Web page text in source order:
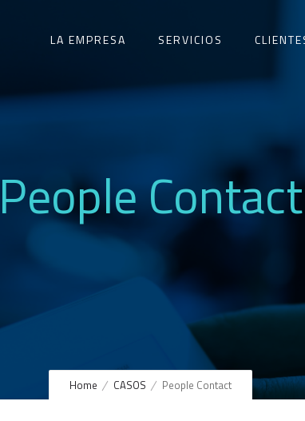
LA EMPRESA SERVICIOS
People Contact
Home CASOS People Contact